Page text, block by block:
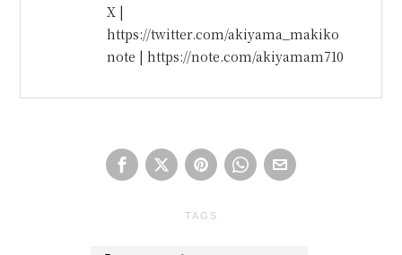
X |
https://twitter.com/akiyama_makiko
note | https://note.com/akiyamam710
TAGS